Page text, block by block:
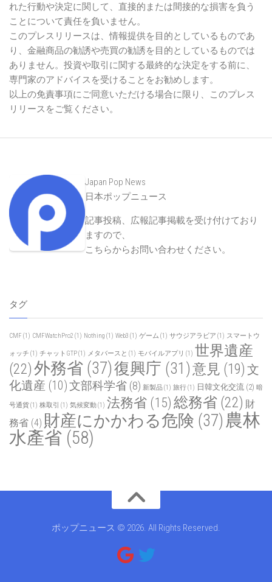
れた行動や決定に関して、直接的または間接的な損害を負う
ことについて責任を負いません。
このプレスリリースは、情報提供を目的としているものであ
り、金融商品の勧誘や売買の勧誘を目的としているものでは
ありません。投資や取引に関する最終的な決定をする前に、
専門家のアドバイスを受けることをお勧めします。
以上の免責事項にご同意いただける場合に限り、このプレス
リリースをご覧ください。
Japan Pop News
日本ポップニュース
記事投稿、広報記事掲載を受け付けており
ますので、
こちらからお問い合わせください。
タグ
CMF (1) CMFWatchPro2 (1) Nothing (1) Web3 (1) ゲーム (1) サウジアラビア (1) スマートウ
ォッチ (1) チャットGTP(1) メタバースと (1) モバイルアプリ (1) 世界遺産
(22)外務省 (37)復興庁 (31)意見 (19) 文
化遺産 (10)文部科学省 (8) 新製品(1) 旅行(1) 日韓文化交流 (2) 暗
号通貨(1) 株取引 (1) 気候変動(1) 法務省 (15) 総務省 (22) 財
務省 (4) 財産にかかわる危険 (37) 農林
水產省 (58)
ポップニュース © 2026. All Rights Reserved.